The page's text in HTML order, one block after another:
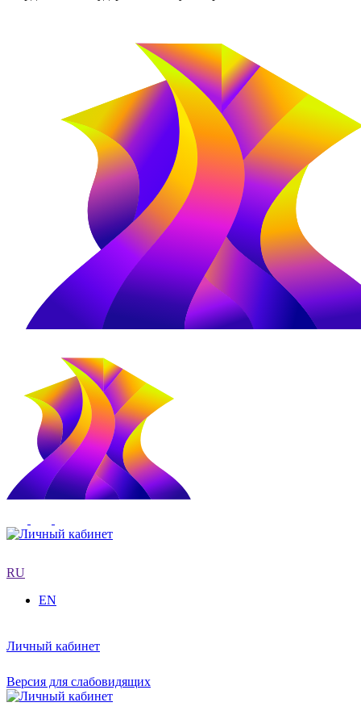
RU
EN
Личный кабинет
Версия для слабовидящих